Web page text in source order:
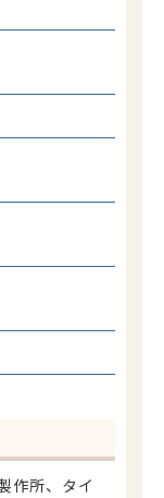
作所、タイ